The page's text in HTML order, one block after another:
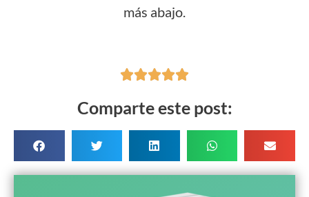
más abajo.

Comparte este post: